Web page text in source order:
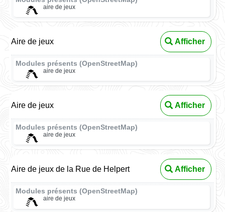
aire de jeux
Aire de jeux Afficher
Modules présents (OpenStreetMap)
aire de jeux
Aire de jeux Afficher
Modules présents (OpenStreetMap)
aire de jeux
Aire de jeux de la Rue de Helpert Afficher
Modules présents (OpenStreetMap)
aire de jeux